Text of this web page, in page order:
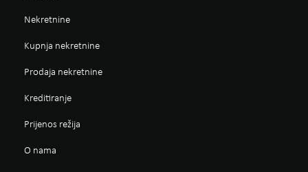
Nekretnine
Kupnja nekretnine
Prodaja nekretnine
Kreditiranje
Prijenos režija
O nama